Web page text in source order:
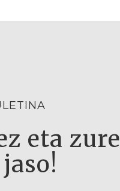
eta zure